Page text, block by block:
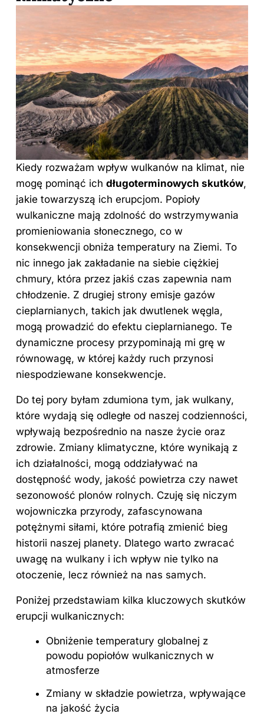
Kiedy rozważam wpływ wulkanów na klimat, nie
mogę pominąć ich długoterminowych skutków,
jakie towarzyszą ich erupcjom. Popioły
wulkaniczne mają zdolność do wstrzymywania
promieniowania słonecznego, co w
konsekwencji obniża temperatury na Ziemi. To
nic innego jak zakładanie na siebie ciężkiej
chmury, która przez jakiś czas zapewnia nam
chłodzenie. Z drugiej strony emisje gazów
cieplarnianych, takich jak dwutlenek węgla,
mogą prowadzić do efektu cieplarnianego. Te
dynamiczne procesy przypominają mi grę w
równowagę, w której każdy ruch przynosi
niespodziewane konsekwencje.
Do tej pory byłam zdumiona tym, jak wulkany,
które wydają się odległe od naszej codzienności,
wpływają bezpośrednio na nasze życie oraz
zdrowie. Zmiany klimatyczne, które wynikają z
ich działalności, mogą oddziaływać na
dostępność wody, jakość powietrza czy nawet
sezonowość plonów rolnych. Czuję się niczym
wojowniczka przyrody, zafascynowana
potężnymi siłami, które potrafią zmienić bieg
historii naszej planety. Dlatego warto zwracać
uwagę na wulkany i ich wpływ nie tylko na
otoczenie, lecz również na nas samych.
Poniżej przedstawiam kilka kluczowych skutków
erupcji wulkanicznych:
Obniżenie temperatury globalnej z
powodu popiołów wulkanicznych w
atmosferze
Zmiany w składzie powietrza, wpływające
na jakość życia